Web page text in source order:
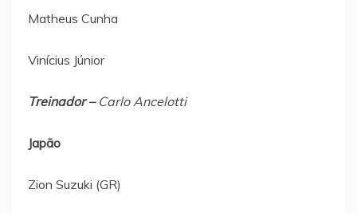
Matheus Cunha
Vinícius Júnior
Treinador – Carlo Ancelotti
Japão
Zion Suzuki (GR)